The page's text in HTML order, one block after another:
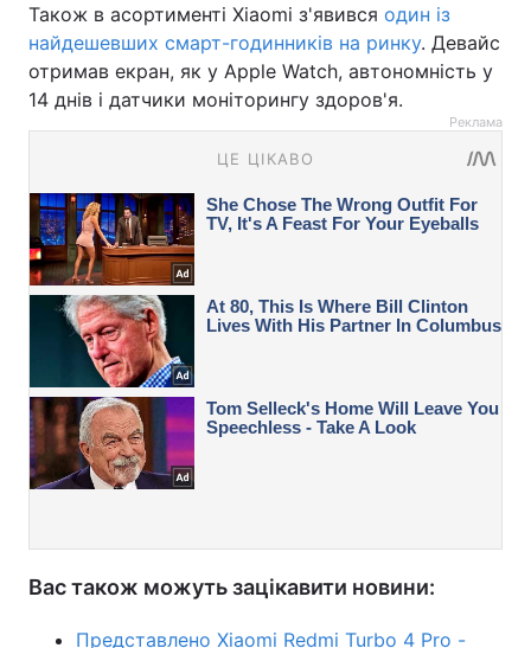
Також в асортименті Xiaomi з'явився один із
найдешевших смарт-годинників на ринку. Девайс
отримав екран, як у Apple Watch, автономність у
14 днів і датчики моніторингу здоров'я.
Реклама
Вас також можуть зацікавити новини:
Представлено Xiaomi Redmi Turbo 4 Pro -